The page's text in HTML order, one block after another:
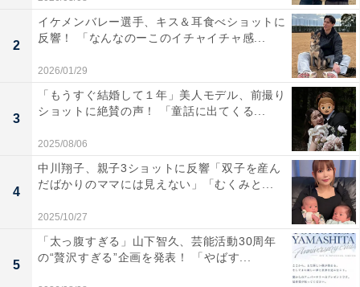
2
イケメンバレー選手、キス＆耳食べショットに
反響！ 「なんなのーこのイチャイチャ感...
2026/01/29
3
「もうすぐ結婚して１年」美人モデル、前撮り
ショットに絶賛の声！ 「童話に出てくる...
2025/08/06
4
中川翔子、親子3ショットに反響「双子を産ん
だばかりのママには見えない」「むくみと...
2025/10/27
5
「太っ腹すぎる」山下智久、芸能活動30周年
の“贅沢すぎる”企画を発表！ 「やばす...